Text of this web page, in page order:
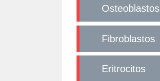
Osteoblastos
Fibroblastos
Eritrocitos